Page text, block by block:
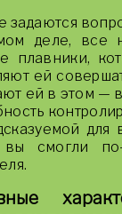
задаются
деле, все
плавники,
ей
ей в этом —
для
смогли по-